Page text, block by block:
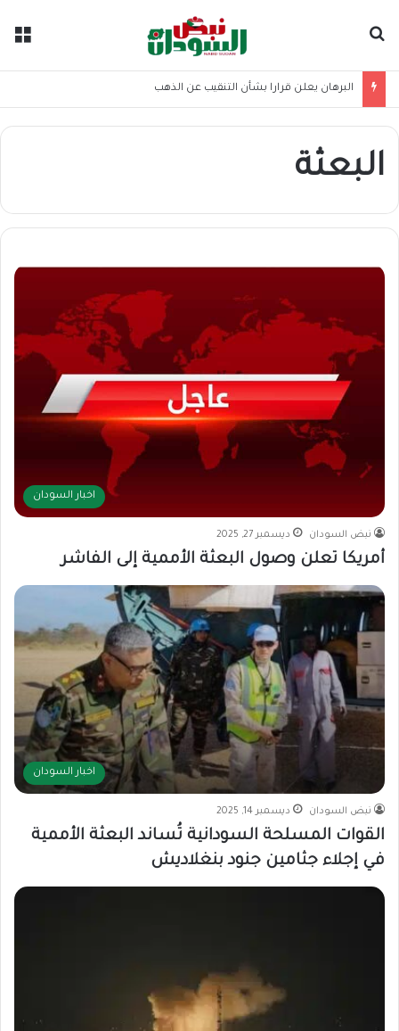
البرهان يعلن قرارا بشأن التنقيب عن الذهب
البعثة
اخبار السودان
نبض السودان ديسمبر 27, 2025
أمريكا تعلن وصول البعثة الأممية إلى الفاشر
اخبار السودان
نبض السودان ديسمبر 14, 2025
القوات المسلحة السودانية تُساند البعثة الأممية
في إجلاء جثامين جنود بنغلاديش